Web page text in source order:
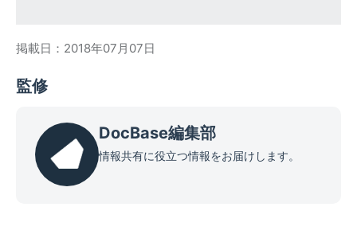
掲載日：2018年07月07日
監修
DocBase編集部
情報共有に役立つ情報をお届けします。